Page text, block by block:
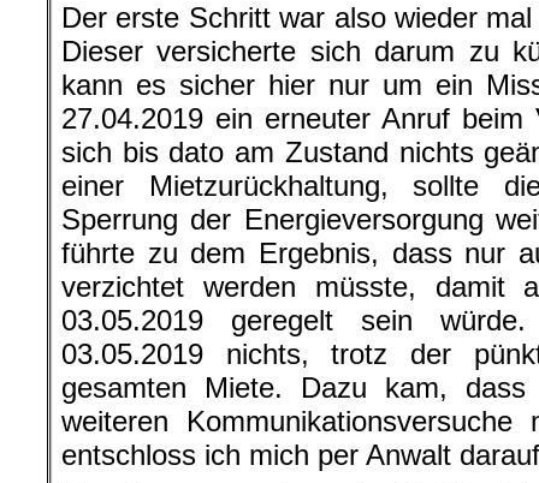
Der erste Schritt war also wieder
Dieser versicherte sich darum zu
kann es sicher hier nur um ein
27.04.2019 ein erneuter Anruf beim
sich bis dato am Zustand nichts
einer Mietzurückhaltung, sollte
Sperrung der Energieversorgung
führte zu dem Ergebnis, dass nur
verzichtet werden müsste, damit
03.05.2019 geregelt sein
03.05.2019 nichts, trotz der
gesamten Miete. Dazu kam,
weiteren
entschloss ich mich per Anwalt